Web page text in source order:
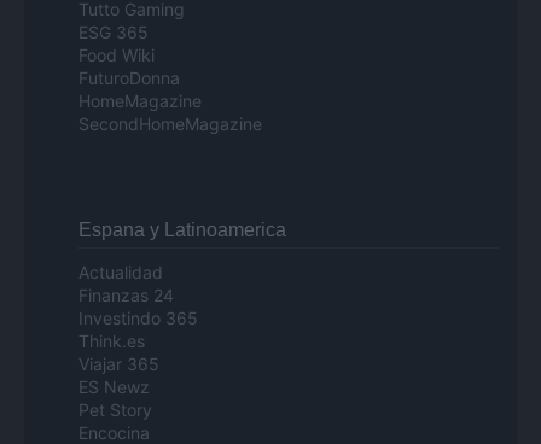
Tutto Gaming
ESG 365
Food Wiki
FuturoDonna
HomeMagazine
SecondHomeMagazine
Espana y Latinoamerica
Actualidad
Finanzas 24
Investindo 365
Think.es
Viajar 365
ES Newz
Pet Story
Encocina